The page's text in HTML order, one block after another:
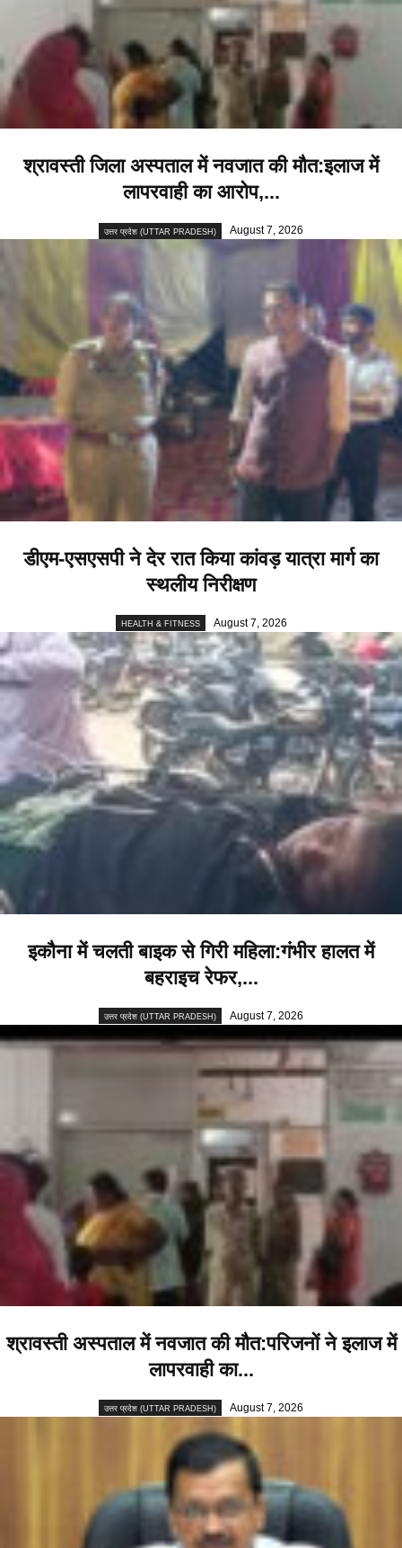
श्रावस्ती जिला अस्पताल में नवजात की मौत:इलाज में
लापरवाही का आरोप,...
उत्तर प्रदेश (UTTAR PRADESH) August 7, 2026
डीएम-एसएसपी ने देर रात किया कांवड़ यात्रा मार्ग का
स्थलीय निरीक्षण
HEALTH & FITNESS August 7, 2026
इकौना में चलती बाइक से गिरी महिला:गंभीर हालत में
बहराइच रेफर,...
उत्तर प्रदेश (UTTAR PRADESH) August 7, 2026
श्रावस्ती अस्पताल में नवजात की मौत:परिजनों ने इलाज में
लापरवाही का...
उत्तर प्रदेश (UTTAR PRADESH) August 7, 2026